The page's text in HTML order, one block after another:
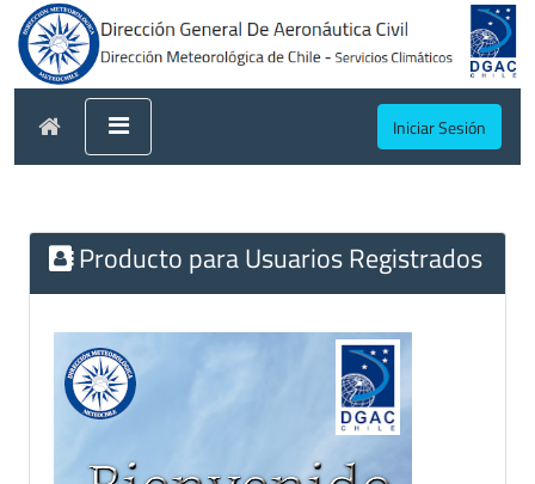
Iniciar Sesión
Producto para Usuarios Registrados